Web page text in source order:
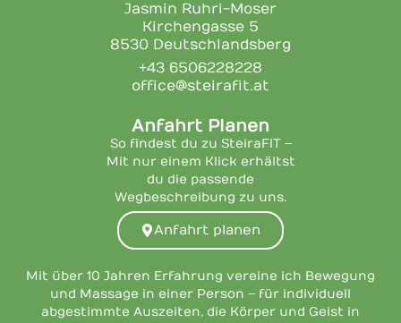
Jasmin Ruhri-Moser
Kirchengasse 5
8530 Deutschlandsberg
+43 6506228228
office@steirafit.at
Anfahrt Planen
So findest du zu SteiraFIT –
Mit nur einem Klick erhältst
du die passende
Wegbeschreibung zu uns.
Anfahrt planen
Mit über 10 Jahren Erfahrung vereine ich Bewegung
und Massage in einer Person – für individuell
abgestimmte Auszeiten, die Körper und Geist in